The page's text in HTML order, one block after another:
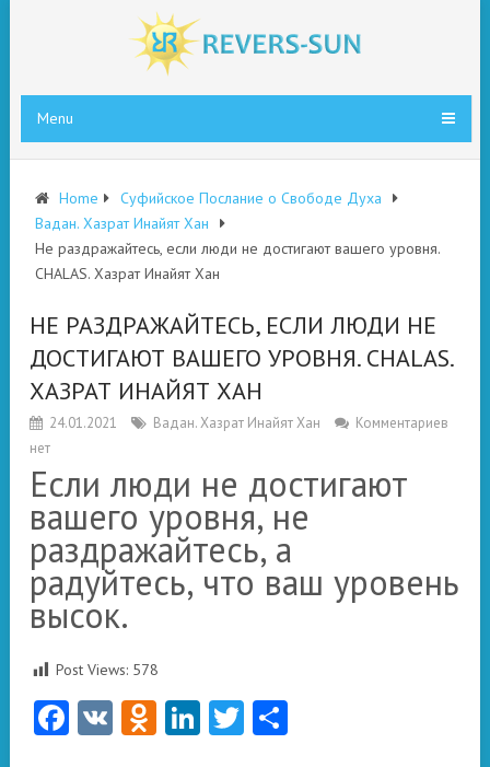
Menu
Home
Суфийское Послание о Свободе Духа
Вадан. Хазрат Инайят Хан
Не раздражайтесь, если люди не достигают вашего уровня.
CHALAS. Хазрат Инайят Хан
НЕ РАЗДРАЖАЙТЕСЬ, ЕСЛИ ЛЮДИ НЕ
ДОСТИГАЮТ ВАШЕГО УРОВНЯ. CHALAS.
ХАЗРАТ ИНАЙЯТ ХАН
24.01.2021 Вадан. Хазрат Инайят Хан
Комментариев
нет
Если люди не достигают
вашего уровня, не
раздражайтесь, а
радуйтесь, что ваш уровень
высок.
Post Views: 578
Facebook
VK Odnoklassniki
LinkedIn
Twitter